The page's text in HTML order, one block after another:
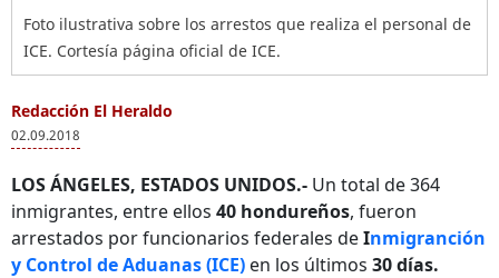
Foto ilustrativa sobre los arrestos que realiza el personal de
ICE. Cortesía página oficial de ICE.
Redacción El Heraldo
02.09.2018
LOS ÁNGELES, ESTADOS UNIDOS.- Un total de 364
inmigrantes, entre ellos 40 hondureños, fueron
arrestados por funcionarios federales deInmigranción
y Control de Aduanas (ICE) en los últimos 30 días.